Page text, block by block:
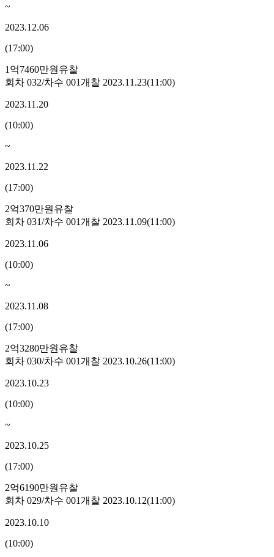
~
2023.12.06
(17:00)
1억7460만원 유찰
회차 032/차수 001개찰 2023.11.23(11:00)
2023.11.20
(10:00)
~
2023.11.22
(17:00)
2억370만원 유찰
회차 031/차수 001개찰 2023.11.09(11:00)
2023.11.06
(10:00)
~
2023.11.08
(17:00)
2억3280만원 유찰
회차 030/차수 001개찰 2023.10.26(11:00)
2023.10.23
(10:00)
~
2023.10.25
(17:00)
2억6190만원 유찰
회차 029/차수 001개찰 2023.10.12(11:00)
2023.10.10
(10:00)